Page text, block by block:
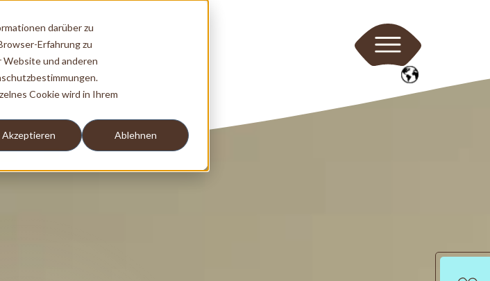
darüber zu
Erfahrung zu
Website und anderen
Cookie wird in Ihrem
Akzeptieren Ablehnen